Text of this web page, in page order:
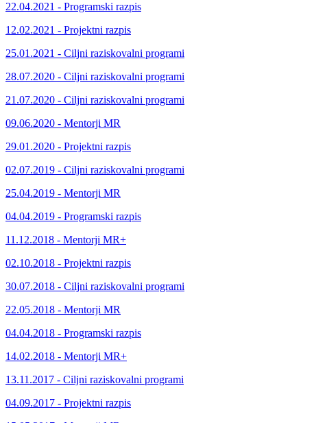
22.04.2021 - Programski razpis
12.02.2021 - Projektni razpis
25.01.2021 - Ciljni raziskovalni programi
28.07.2020 - Ciljni raziskovalni programi
21.07.2020 - Ciljni raziskovalni programi
09.06.2020 - Mentorji MR
29.01.2020 - Projektni razpis
02.07.2019 - Ciljni raziskovalni programi
25.04.2019 - Mentorji MR
04.04.2019 - Programski razpis
11.12.2018 - Mentorji MR+
02.10.2018 - Projektni razpis
30.07.2018 - Ciljni raziskovalni programi
22.05.2018 - Mentorji MR
04.04.2018 - Programski razpis
14.02.2018 - Mentorji MR+
13.11.2017 - Ciljni raziskovalni programi
04.09.2017 - Projektni razpis